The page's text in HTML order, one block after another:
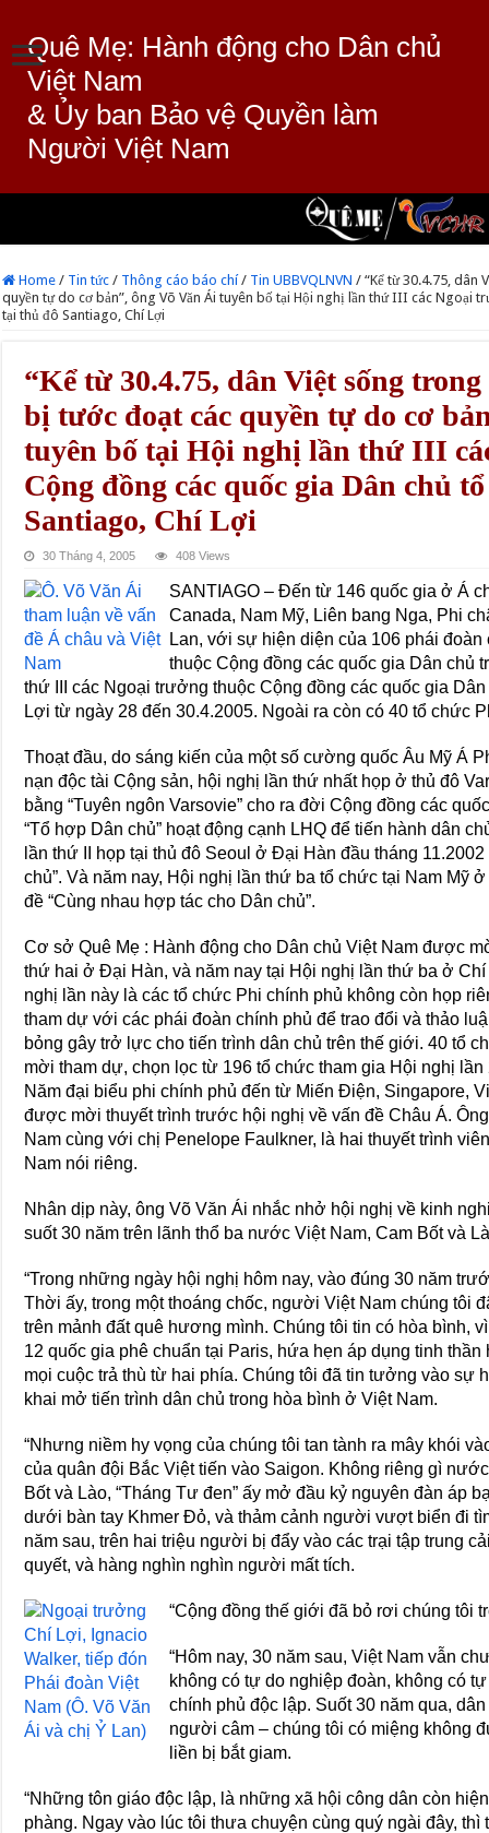
Quê Mẹ: Hành động cho Dân chủ
Việt Nam
& Ủy ban Bảo vệ Quyền làm
Người Việt Nam
Home / Tin tức / Thông cáo báo chí / Tin UBBVQLNVN / “Kể từ 30.4.75, dân
quyền tự do cơ bản”, ông Võ Văn Ái tuyên bố tại Hội nghị lần thứ III các Ngoại
tại thủ đô Santiago, Chí Lợi
“Kể từ 30.4.75, dân Việt sống
bị tước đoạt các quyền tự do cơ
tuyên bố tại Hội nghị lần thứ III
Cộng đồng các quốc gia Dân chủ
Santiago, Chí Lợi
30 Tháng 4, 2005 408 Views
SANTIAGO – Ðến từ 146 quốc gia ở Á
Canada, Nam Mỹ, Liên bang Nga, Phi
Lan, với sự hiện diện của 106 phái
thuộc Cộng đồng các quốc gia Dân chủ
thứ III các Ngoại trưởng thuộc Cộng đồng các quốc gia
Lợi từ ngày 28 đến 30.4.2005. Ngoài ra còn có 40 tổ chức
Thoạt đầu, do sáng kiến của một số cường quốc Âu Mỹ Á
nạn độc tài Cộng sản, hội nghị lần thứ nhất họp ở thủ đô
bằng “Tuyên ngôn Varsovie” cho ra đời Cộng đồng các
“Tổ hợp Dân chủ” hoạt động cạnh LHQ để tiến hành dân
lần thứ II họp tại thủ đô Seoul ở Ðại Hàn đầu tháng
chủ”. Và năm nay, Hội nghị lần thứ ba tổ chức tại Nam Mỹ
đề “Cùng nhau hợp tác cho Dân chủ”.
Cơ sở Quê Mẹ : Hành động cho Dân chủ Việt Nam được
thứ hai ở Ðại Hàn, và năm nay tại Hội nghị lần thứ ba ở
nghị lần này là các tổ chức Phi chính phủ không còn họp
tham dự với các phái đoàn chính phủ để trao đổi và thảo
bỏng gây trở lực cho tiến trình dân chủ trên thế giới. 40 tổ
mời tham dự, chọn lọc từ 196 tổ chức tham gia Hội nghị
Năm đại biểu phi chính phủ đến từ Miến Ðiện, Singapore,
được mời thuyết trình trước hội nghị về vấn đề Châu Á.
Nam cùng với chị Penelope Faulkner, là hai thuyết trình
Nam nói riêng.
Nhân dịp này, ông Võ Văn Ái nhắc nhở hội nghị về kinh
suốt 30 năm trên lãnh thổ ba nước Việt Nam, Cam Bốt và
“Trong những ngày hội nghị hôm nay, vào đúng 30 năm
Thời ấy, trong một thoáng chốc, người Việt Nam chúng tôi
trên mảnh đất quê hương mình. Chúng tôi tin có hòa bình,
12 quốc gia phê chuẩn tại Paris, hứa hẹn áp dụng tinh
mọi cuộc trả thù từ hai phía. Chúng tôi đã tin tưởng vào sự
khai mở tiến trình dân chủ trong hòa bình ở Việt Nam.
“Nhưng niềm hy vọng của chúng tôi tan tành ra mây khói
của quân đội Bắc Việt tiến vào Saigon. Không riêng gì
Bốt và Lào, “Tháng Tư đen” ấy mở đầu kỷ nguyên đàn áp
dưới bàn tay Khmer Ðỏ, và thảm cảnh người vượt biển đi
năm sau, trên hai triệu người bị đẩy vào các trại tập trung
quyết, và hàng nghìn nghìn người mất tích.
“Cộng đồng thế giới đã bỏ rơi chúng tôi
“Hôm nay, 30 năm sau, Việt Nam vẫn
không có tự do nghiệp đoàn, không có
chính phủ độc lập. Suốt 30 năm qua,
người câm – chúng tôi có miệng không
liền bị bắt giam.
“Những tôn giáo độc lập, là những xã hội công dân còn
phàng. Ngay vào lúc tôi thưa chuyện cùng quý ngài đây,